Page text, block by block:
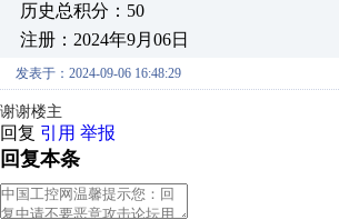
历史总积分：50
注册：2024年9月06日
发表于：2024-09-06 16:48:29
谢谢楼主
回复 引用 举报
回复本条